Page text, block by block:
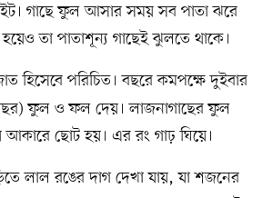
গাছে ফুল আসার সময় সব পাতা ঝরে
তা পাতাশূন্য গাছেই ঝুলতে থাকে।
হিসেবে পরিচিত। বছরে কমপক্ষে দুইবার
বছর) ফুল ও ফল দেয়। লাজনাগাছের ফুল
ছোট হয়। এর রং গাঢ় ঘিয়ে।
লাল রঙের দাগ দেখা যায়, যা শজনের